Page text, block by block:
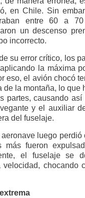
en Chile. Sin
entre 60 a
un descenso
incorrecto.
su error crítico, los
la máxima
eso, el avión chocó
de la montaña, lo que
partes, causando
y el auxiliar
del fuselaje.
luego perdió
más fueron
el fuselaje se
velocidad, chocando